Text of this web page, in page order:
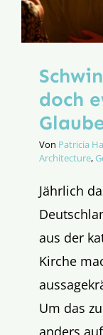
doch
Von Patricia
Architecture,
Jährlich
aus der
Kirche
Um das